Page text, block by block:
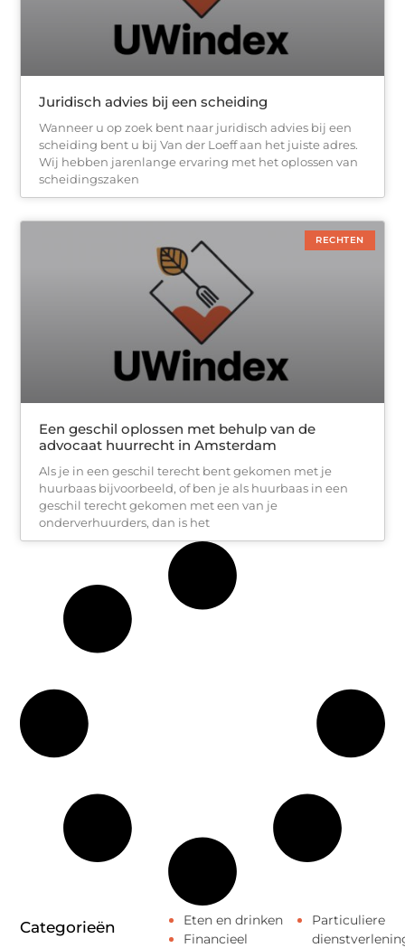
Juridisch advies bij een scheiding
Wanneer u op zoek bent naar juridisch advies bij een
scheiding bent u bij Van der Loeff aan het juiste adres.
Wij hebben jarenlange ervaring met het oplossen van
scheidingszaken
RECHTEN
Een geschil oplossen met behulp van de
advocaat huurrecht in Amsterdam
Als je in een geschil terecht bent gekomen met je
huurbaas bijvoorbeeld, of ben je als huurbaas in een
geschil terecht gekomen met een van je
onderverhuurders, dan is het
Categorieën
Eten en drinken
Financieel
Particuliere